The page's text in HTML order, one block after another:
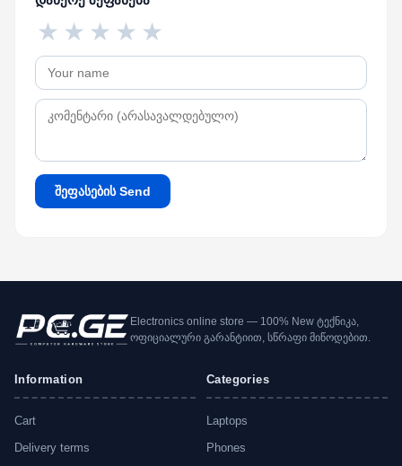
★
★
★
★
★
შეფასების Send
Electronics online store — 100% New ტექნიკა,
ოფიციალური გარანტიით, სწრაფი მიწოდებით.
Information
Cart
Delivery terms
Categories
Laptops
Phones